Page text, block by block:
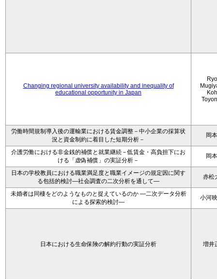
Changing regional university availability and inequality of
educational opportunity in Japan
労働時間規制導入後の運輸業における賃金調整－中小企業の採算状
況と資金制約に着目した短期分析－
岡
介護労働における非金銭的補償と就業継続－低賃金・高負担下にお
ける「虚偽補償」の実証分析－
岡
日本の学校教員における職業満足度と職業イメージの規定因に関す
る包括的検討―社会調査の二次分析を通して―
赤松
未婚者は同棲をどのようなものと捉えているのか —二次データ分析
による探索的検討—
小河
日本における生命保険の解約行動の実証分析 増井